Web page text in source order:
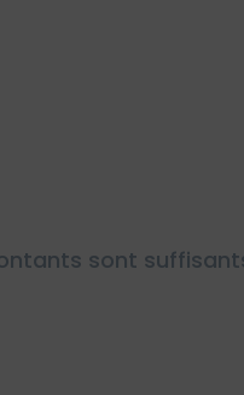
sont